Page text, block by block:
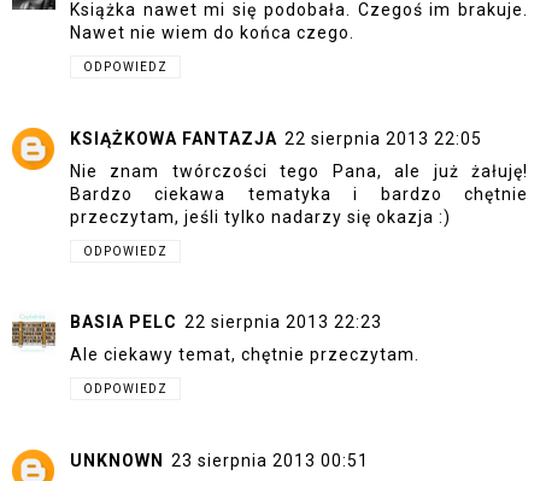
Książka nawet mi się podobała. Czegoś im brakuje.
Nawet nie wiem do końca czego.
ODPOWIEDZ
KSIĄŻKOWA FANTAZJA 22 sierpnia 2013 22:05
Nie znam twórczości tego Pana, ale już żałuję!
Bardzo ciekawa tematyka i bardzo chętnie
przeczytam, jeśli tylko nadarzy się okazja :)
ODPOWIEDZ
BASIA PELC 22 sierpnia 2013 22:23
Ale ciekawy temat, chętnie przeczytam.
ODPOWIEDZ
UNKNOWN
23 sierpnia 2013 00:51